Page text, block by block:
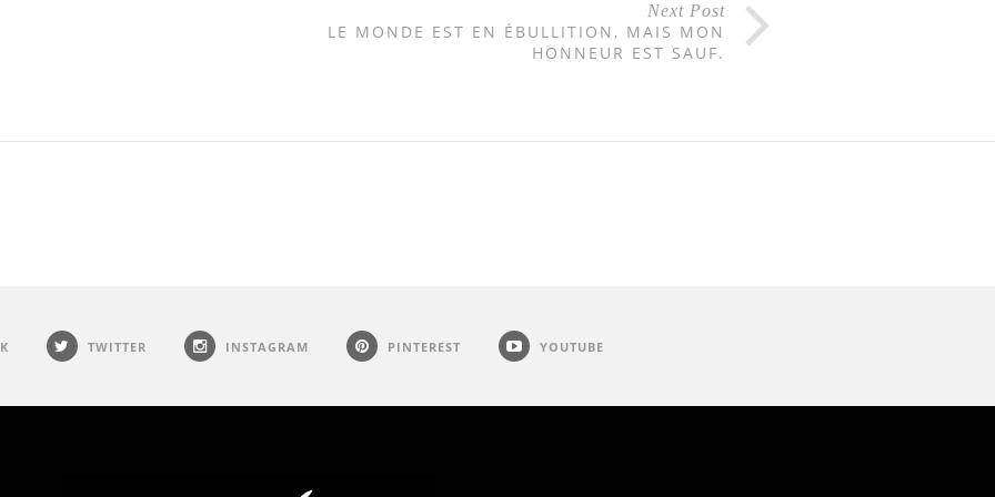
Next Post
LE MONDE EST EN ÉBULLITION, MAIS MON
HONNEUR EST SAUF.
TWITTER INSTAGRAM PINTEREST YOUTUBE